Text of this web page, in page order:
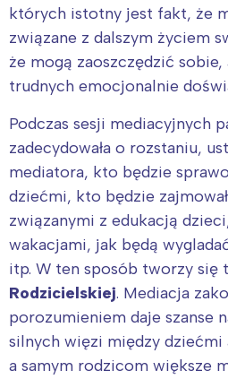
których istotny jest fakt, że
związane z dalszym życiem
że mogą zaoszczędzić
trudnych emocjonalnie
Podczas sesji mediacyjnych
zadecydowała o rozstaniu,
mediatora, kto będzie
dziećmi, kto będzie
związanymi z edukacją
wakacjami, jak będą
itp. W ten sposób tworzy się
Rodzicielskiej. Mediacja
porozumieniem daje szanse
silnych więzi między dziećmi
a samym rodzicom większe